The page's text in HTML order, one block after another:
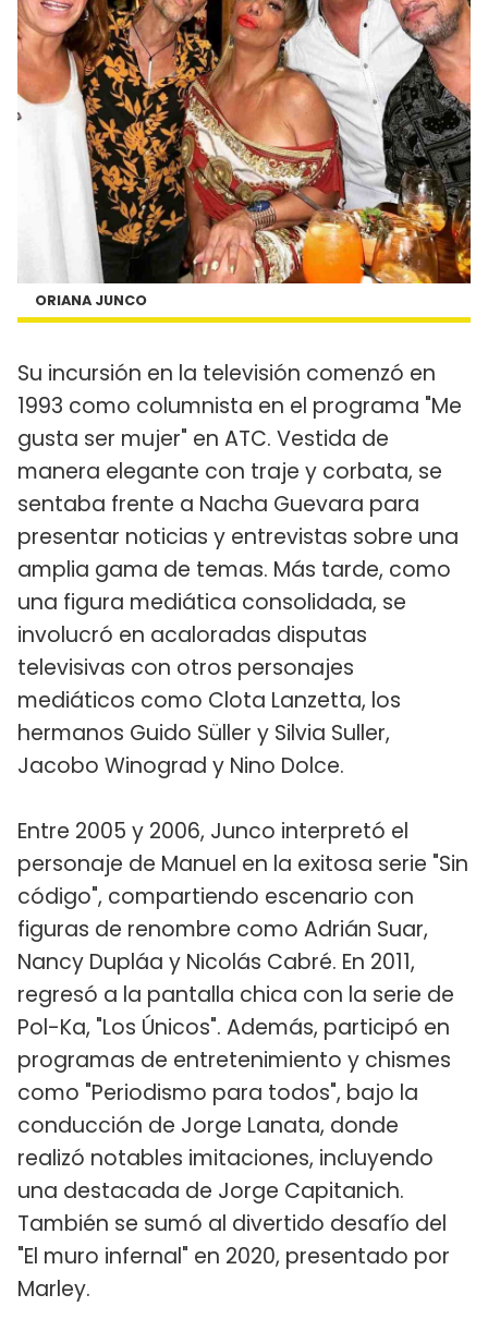
ORIANA JUNCO
Su incursión en la televisión comenzó en
1993 como columnista en el programa "Me
gusta ser mujer" en ATC. Vestida de
manera elegante con traje y corbata, se
sentaba frente a Nacha Guevara para
presentar noticias y entrevistas sobre una
amplia gama de temas. Más tarde, como
una figura mediática consolidada, se
involucró en acaloradas disputas
televisivas con otros personajes
mediáticos como Clota Lanzetta, los
hermanos Guido Süller y Silvia Suller,
Jacobo Winograd y Nino Dolce.
Entre 2005 y 2006, Junco interpretó el
personaje de Manuel en la exitosa serie "Sin
código", compartiendo escenario con
figuras de renombre como Adrián Suar,
Nancy Dupláa y Nicolás Cabré. En 2011,
regresó a la pantalla chica con la serie de
Pol-Ka, "Los Únicos". Además, participó en
programas de entretenimiento y chismes
como "Periodismo para todos", bajo la
conducción de Jorge Lanata, donde
realizó notables imitaciones, incluyendo
una destacada de Jorge Capitanich.
También se sumó al divertido desafío del
"El muro infernal" en 2020, presentado por
Marley.